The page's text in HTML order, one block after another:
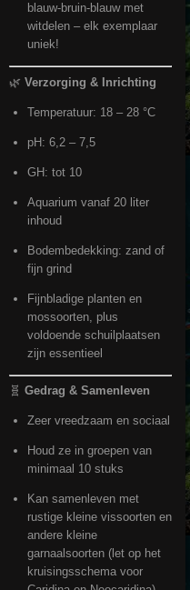
blauw-bruin-blauw met
witdelen – elk exemplaar
uniek!
🌿 Verzorging & Inrichting
Temperatuur: 18 – 28 °C
pH: 6,2 – 7,5
GH: tot 10
Aquarium vanaf 20 liter
inhoud
Bodembedekking: zand of
fijn grind
Fijnbladige planten en
mossoorten, plus
voldoende schuilplaatsen
zijn essentieel
🧬 Gedrag & Samenleven
Zeer vreedzaam en sociaal
Houd ze in groepen van
minimaal 10 stuks
Kan samenleven met
rustige kleine vissoorten en
andere kleine
garnaalsoorten (let op het
kruisingsschema voor